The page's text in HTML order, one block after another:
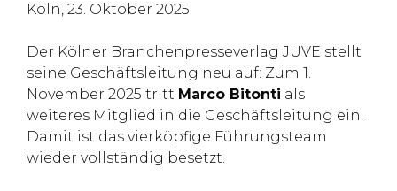
Köln, 23. Oktober 2025
Der Kölner Branchenpresseverlag JUVE stellt
seine Geschäftsleitung neu auf: Zum 1.
November 2025 tritt Marco Bitonti als
weiteres Mitglied in die Geschäftsleitung ein.
Damit ist das vierköpfige Führungsteam
wieder vollständig besetzt.